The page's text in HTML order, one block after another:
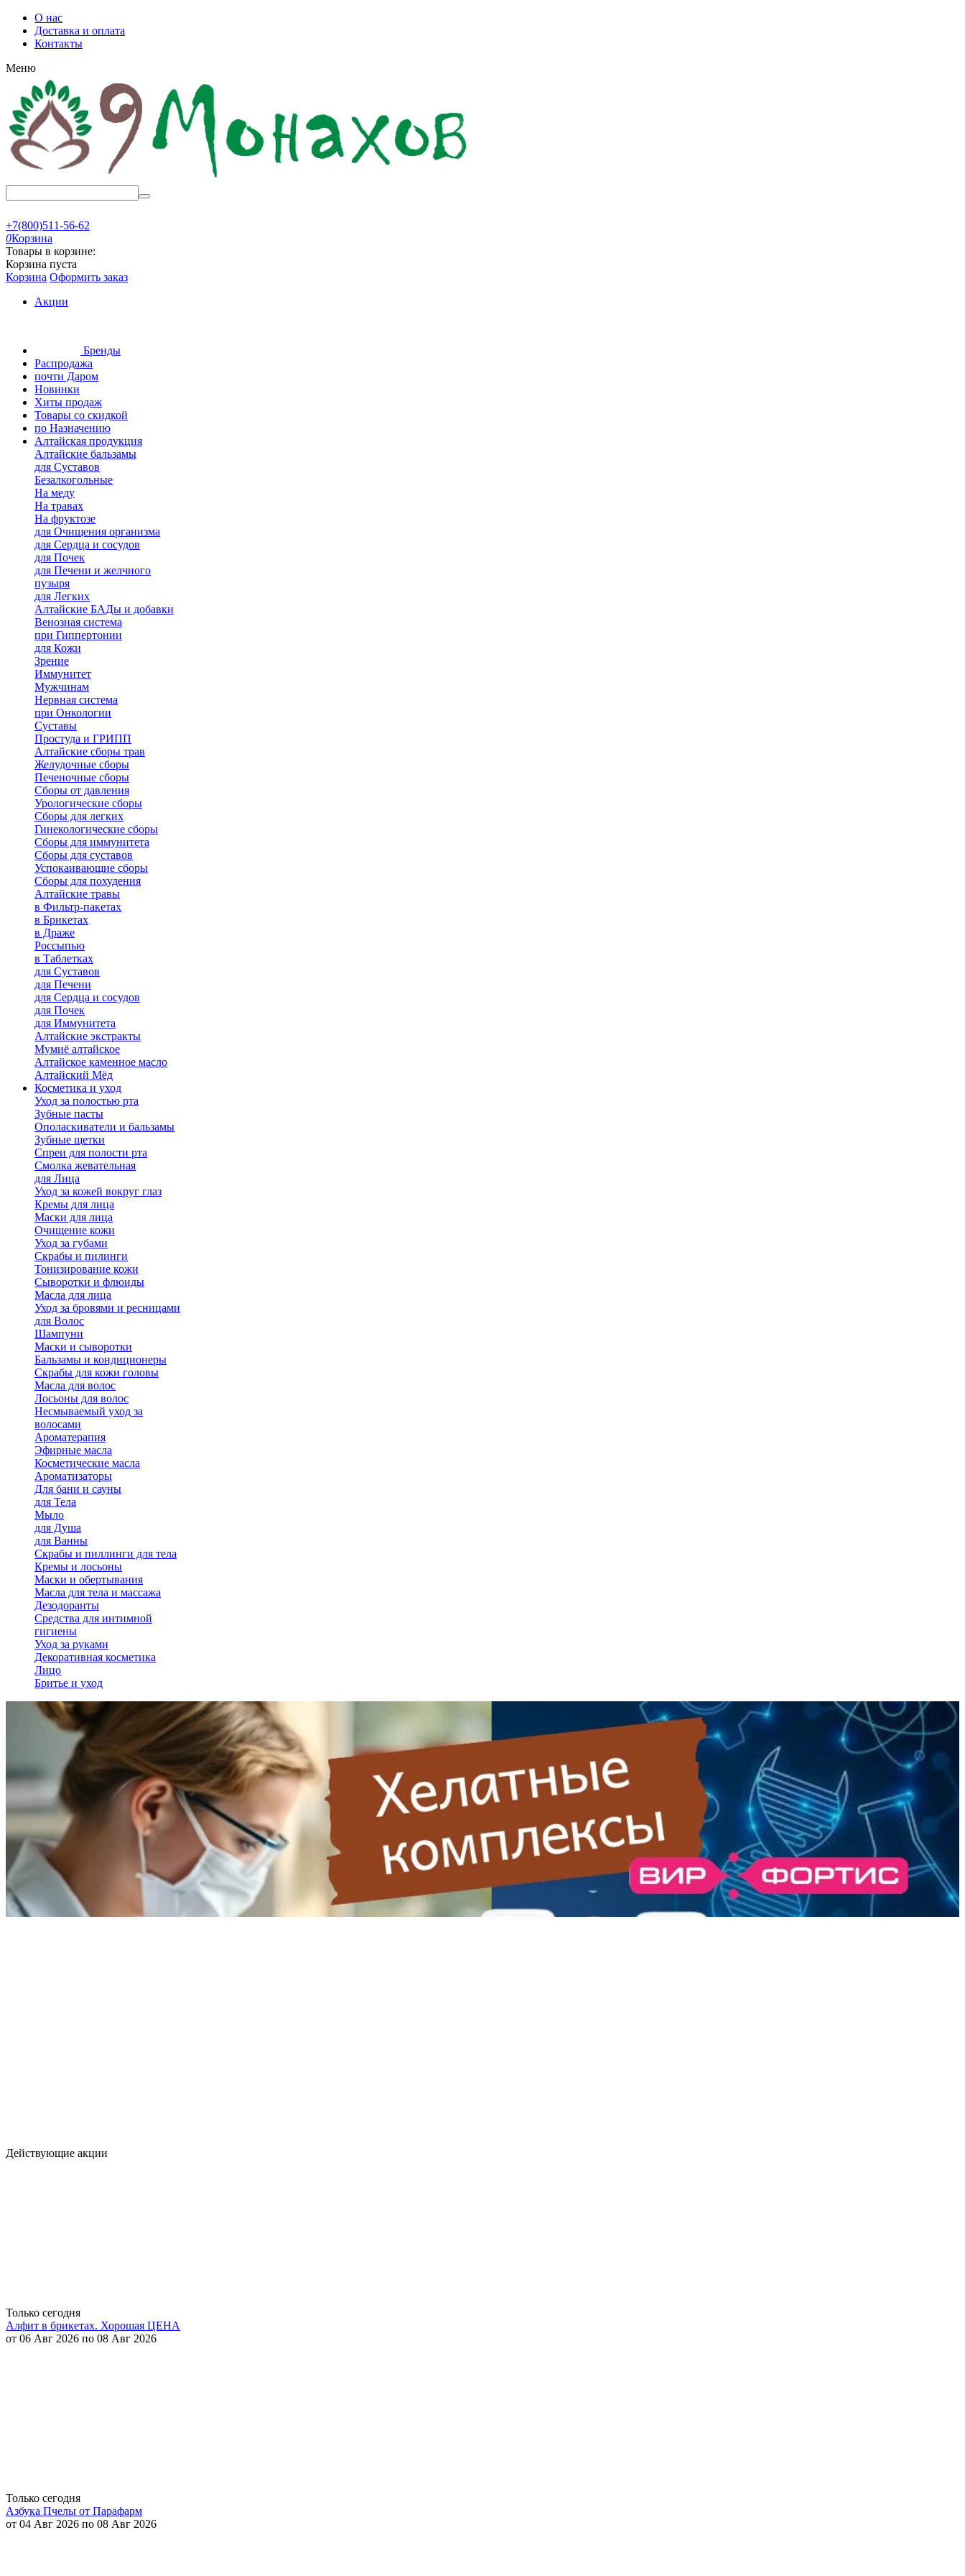
О нас
Доставка и оплата
Контакты
Меню
+7(800)511-56-62
0Корзина
Товары в корзине:
Корзина пуста
Корзина Оформить заказ
Акции
Бренды
Распродажа
почти Даром
Новинки
Хиты продаж
Товары со скидкой
по Назначению
Алтайская продукция
Алтайские бальзамы
для Суставов
Безалкогольные
На меду
На травах
На фруктозе
для Очищения организма
для Сердца и сосудов
для Почек
для Печени и желчного
пузыря
для Легких
Алтайские БАДы и добавки
Венозная система
при Гиппертонии
для Кожи
Зрение
Иммунитет
Мужчинам
Нервная система
при Онкологии
Суставы
Простуда и ГРИПП
Алтайские сборы трав
Желудочные сборы
Печеночные сборы
Сборы от давления
Урологические сборы
Сборы для легких
Гинекологические сборы
Сборы для иммунитета
Сборы для суставов
Успокаивающие сборы
Сборы для похудения
Алтайские травы
в Фильтр-пакетах
в Брикетах
в Драже
Россыпью
в Таблетках
для Cуставов
для Печени
для Сердца и сосудов
для Почек
для Иммунитета
Алтайские экстракты
Мумиё алтайское
Алтайское каменное масло
Алтайский Мёд
Косметика и уход
Уход за полостью рта
Зубные пасты
Ополаскиватели и бальзамы
Зубные щетки
Спреи для полости рта
Смолка жевательная
для Лица
Уход за кожей вокруг глаз
Кремы для лица
Маски для лица
Очищение кожи
Уход за губами
Скрабы и пилинги
Тонизирование кожи
Сыворотки и флюиды
Масла для лица
Уход за бровями и ресницами
для Волос
Шампуни
Маски и сыворотки
Бальзамы и кондиционеры
Скрабы для кожи головы
Масла для волос
Лосьоны для волос
Несмываемый уход за
волосами
Ароматерапия
Эфирные масла
Косметические масла
Ароматизаторы
Для бани и сауны
для Тела
Мыло
для Душа
для Ванны
Скрабы и пиллинги для тела
Кремы и лосьоны
Маски и обертывания
Масла для тела и массажа
Дезодоранты
Средства для интимной
гигиены
Уход за руками
Декоративная косметика
Лицо
Бритье и уход
Действующие акции
Только сегодня
Алфит в брикетах. Хорошая ЦЕНА
от 06 Авг 2026 по 08 Авг 2026
Только сегодня
Азбука Пчелы от Парафарм
от 04 Авг 2026 по 08 Авг 2026